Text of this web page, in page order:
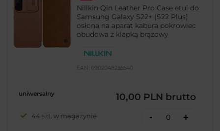
Nillkin Qin Leather Pro Case etui do
Samsung Galaxy S22+ (S22 Plus)
osłona na aparat kabura pokrowiec
obudowa z klapką brązowy
EAN: 6902048235540
uniwersalny 10,00 PLN brutto
44 szt. w magazynie - +